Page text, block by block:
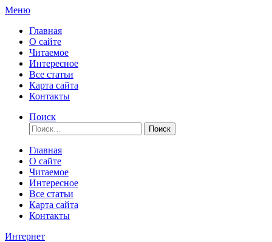
Перейти
содержимому
Меню
Главная
О сайте
Читаемое
Интересное
Все статьи
Карта сайта
Контакты
Поиск
Найти:
Главная
О сайте
Читаемое
Интересное
Все статьи
Карта сайта
Контакты
Интернет